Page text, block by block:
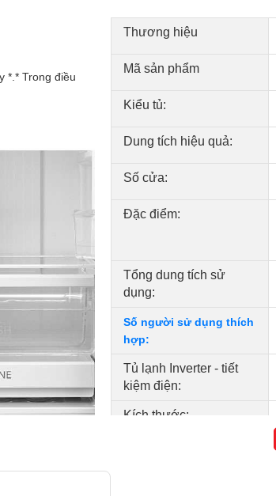
*.* Trong điều
Thương hiệu
Mã sản phẩm
Kiểu tủ:
Dung tích hiệu quả:
Số cửa:
Đặc điểm:
Tổng dung tích sử
dụng:
Số người sử dụng thích
hợp:
Tủ lạnh Inverter - tiết
kiệm điện:
Kích thước: